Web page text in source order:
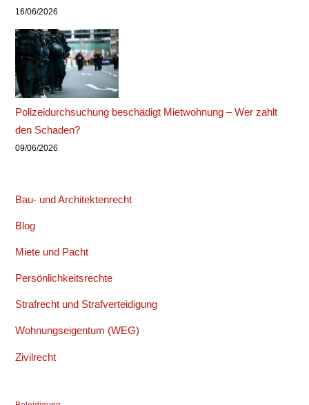
16/06/2026
Polizeidurchsuchung beschädigt Mietwohnung – Wer zahlt
den Schaden?
09/06/2026
Bau- und Architektenrecht
Blog
Miete und Pacht
Persönlichkeitsrechte
Strafrecht und Strafverteidigung
Wohnungseigentum (WEG)
Zivilrecht